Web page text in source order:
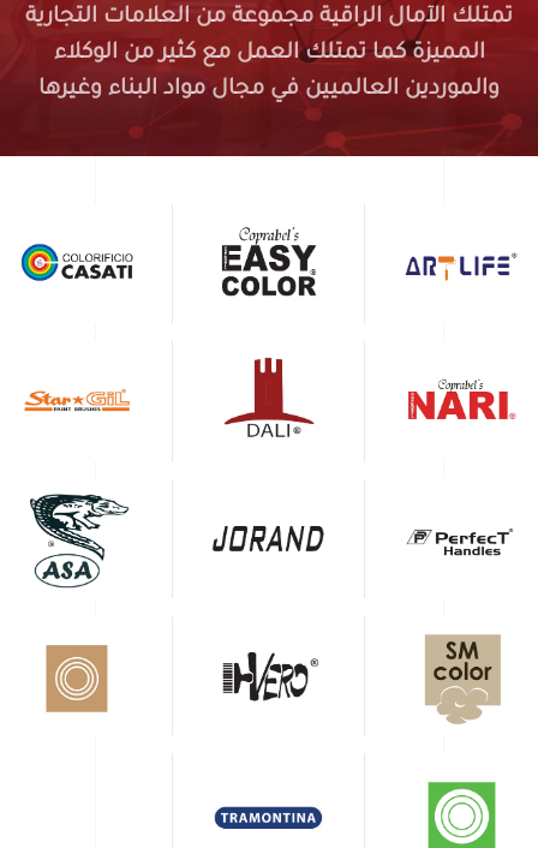
تمتلك الآمال الراقية مجموعة من العلامات التجارية
المميزة كما تمتلك العمل مع كثير من الوكلاء
والموردين العالميين في مجال مواد البناء وغيرها